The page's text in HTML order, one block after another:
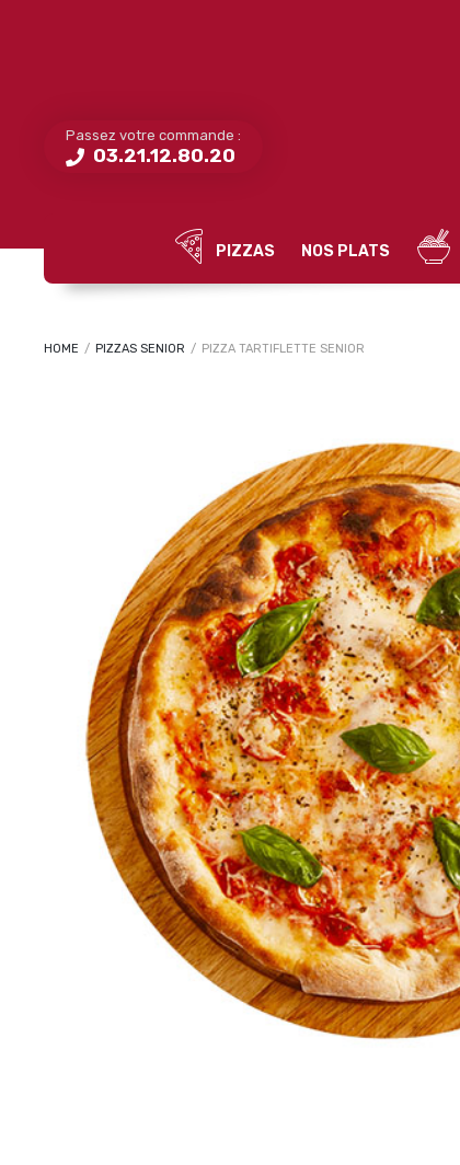
Passez votre commande :
03.21.12.80.20
PIZZAS NOS PLATS
HOME / PIZZAS SENIOR / PIZZA TARTIFLETTE SENIOR